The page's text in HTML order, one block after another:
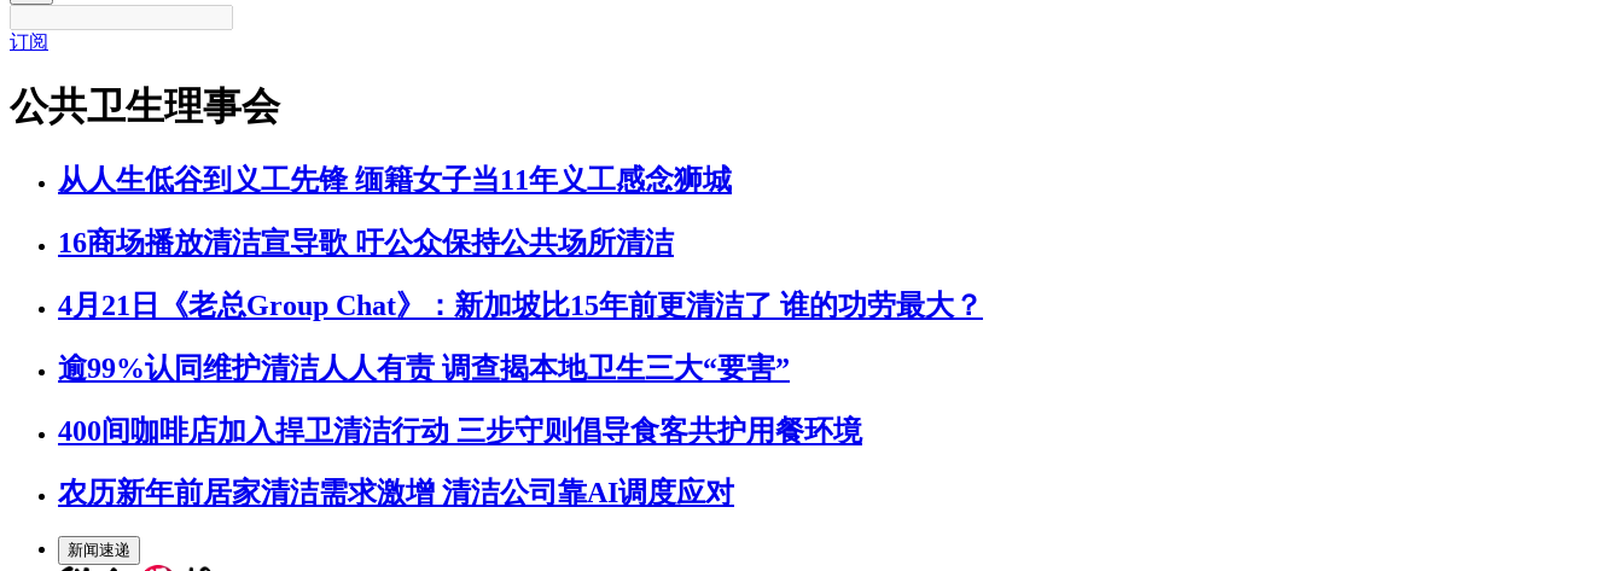
订阅
公共卫生理事会
从人生低谷到义工先锋 缅籍女子当11年义工感念狮城
16商场播放清洁宣导歌 吁公众保持公共场所清洁
4月21日《老总Group Chat》：新加坡比15年前更清洁了 谁的功劳最大？
逾99%认同维护清洁人人有责 调查揭本地卫生三大“要害”
400间咖啡店加入捍卫清洁行动 三步守则倡导食客共护用餐环境
农历新年前居家清洁需求激增 清洁公司靠AI调度应对
新闻速递